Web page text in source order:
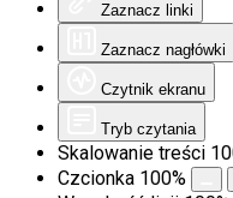
Zaznacz linki
Zaznacz nagłówki
Czytnik ekranu
Tryb czytania
Skalowanie treści
Czcionka 100%